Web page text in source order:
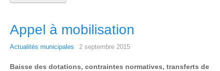
Appel à mobilisation
Actualités municipales 2 septembre 2015
Baisse des dotations, contraintes normatives, transferts de